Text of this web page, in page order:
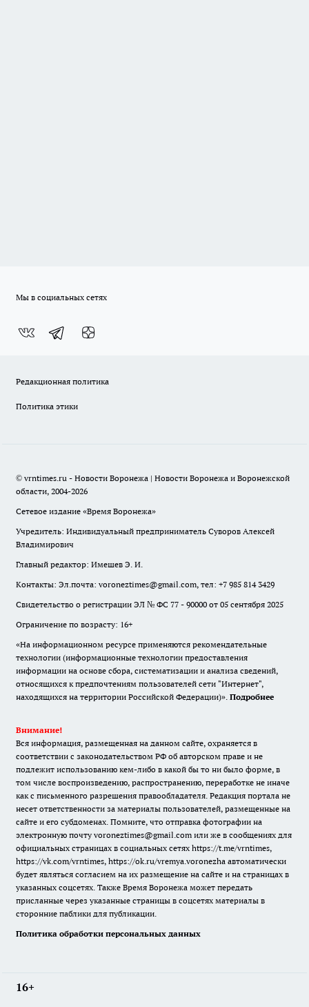
Мы в социальных сетях
Редакционная политика
Политика этики
© vrntimes.ru - Новости Воронежа | Новости Воронежа и Воронежской
области, 2004-2026
Сетевое издание «Время Воронежа»
Учредитель: Индивидуальный предприниматель Суворов Алексей
Владимирович
Главный редактор: Имешев Э. И.
Контакты: Эл.почта: voroneztimes@gmail.com, тел: +7 985 814 3429
Свидетельство о регистрации ЭЛ № ФС 77 - 90000 от 05 сентября 2025
Ограничение по возрасту: 16+
«На информационном ресурсе применяются рекомендательные
технологии (информационные технологии предоставления
информации на основе сбора, систематизации и анализа сведений,
относящихся к предпочтениям пользователей сети "Интернет",
находящихся на территории Российской Федерации)». Подробнее
Внимание!
Вся информация, размещенная на данном сайте, охраняется в
соответствии с законодательством РФ об авторском праве и не
подлежит использованию кем-либо в какой бы то ни было форме, в
том числе воспроизведению, распространению, переработке не иначе
как с письменного разрешения правообладателя. Редакция портала не
несет ответственности за материалы пользователей, размещенные на
сайте и его субдоменах. Помните, что отправка фотографии на
электронную почту voroneztimes@gmail.com или же в сообщениях для
официальных страницах в социальных сетях https://t.me/vrntimes,
https://vk.com/vrntimes, https://ok.ru/vremya.voronezha автоматически
будет являться согласием на их размещение на сайте и на страницах в
указанных соцсетях. Также Время Воронежа может передать
присланные через указанные страницы в соцсетях материалы в
сторонние паблики для публикации.
Политика обработки персональных данных
16+